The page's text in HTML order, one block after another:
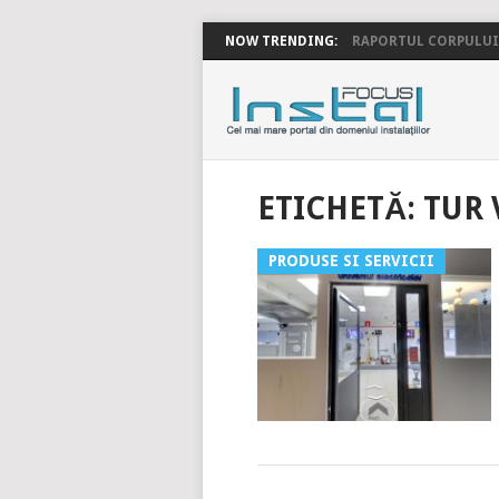
NOW TRENDING: RAPORTUL
ETICHETĂ: TUR
PRODUSE SI SERVICII